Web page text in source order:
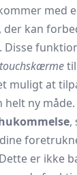
med
, der kan
Disse
til
muligt at
helt ny
,
er ikke